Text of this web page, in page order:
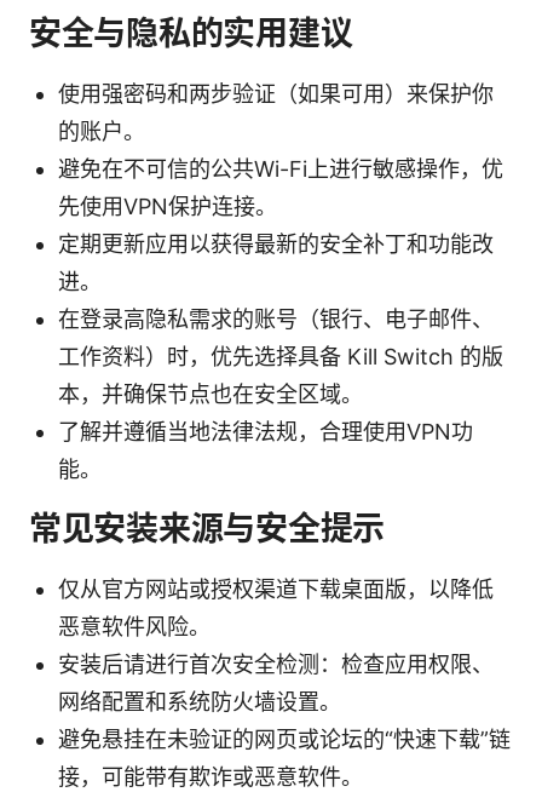
安全与隐私的实用建议
使用强密码和两步验证（如果可用）来保护你
的账户。
避免在不可信的公共Wi-Fi上进行敏感操作，优
先使用VPN保护连接。
定期更新应用以获得最新的安全补丁和功能改
进。
在登录高隐私需求的账号（银行、电子邮件、
工作资料）时，优先选择具备 Kill Switch 的版
本，并确保节点也在安全区域。
了解并遵循当地法律法规，合理使用VPN功
能。
常见安装来源与安全提示
仅从官方网站或授权渠道下载桌面版，以降低
恶意软件风险。
安装后请进行首次安全检测：检查应用权限、
网络配置和系统防火墙设置。
避免悬挂在未验证的网页或论坛的“快速下载”链
接，可能带有欺诈或恶意软件。